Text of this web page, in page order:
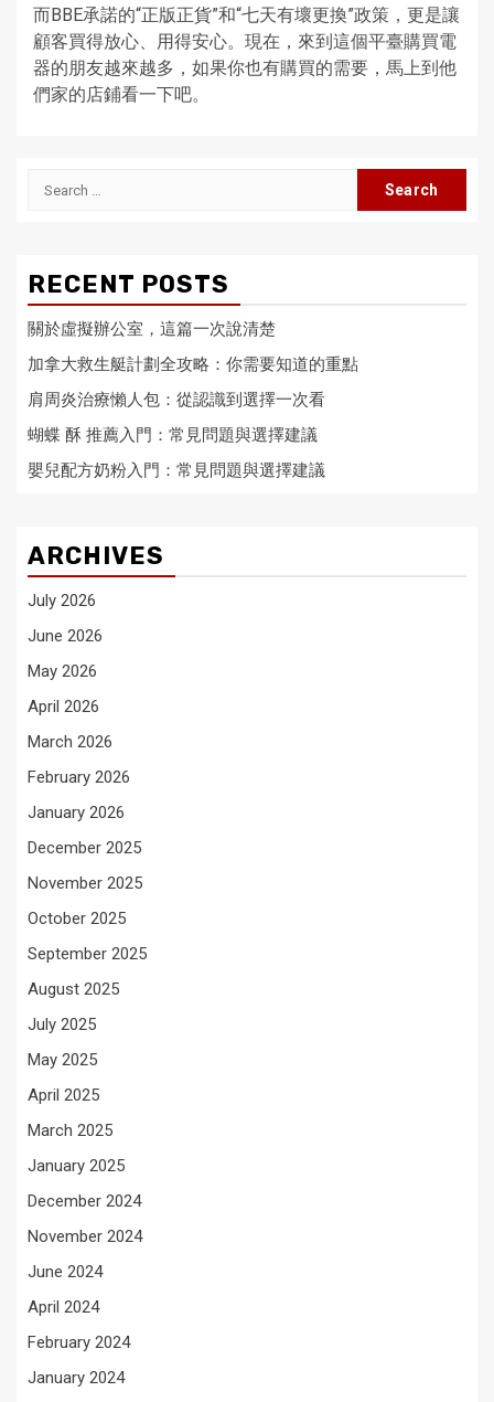
而BBE承諾的“正版正貨”和“七天有壞更換”政策，更是讓
顧客買得放心、用得安心。現在，來到這個平臺購買電
器的朋友越來越多，如果你也有購買的需要，馬上到他
們家的店鋪看一下吧。
Search
RECENT POSTS
關於虛擬辦公室，這篇一次說清楚
加拿大救生艇計劃全攻略：你需要知道的重點
肩周炎治療懶人包：從認識到選擇一次看
蝴蝶 酥 推薦入門：常見問題與選擇建議
嬰兒配方奶粉入門：常見問題與選擇建議
ARCHIVES
July 2026
June 2026
May 2026
April 2026
March 2026
February 2026
January 2026
December 2025
November 2025
October 2025
September 2025
August 2025
July 2025
May 2025
April 2025
March 2025
January 2025
December 2024
November 2024
June 2024
April 2024
February 2024
January 2024